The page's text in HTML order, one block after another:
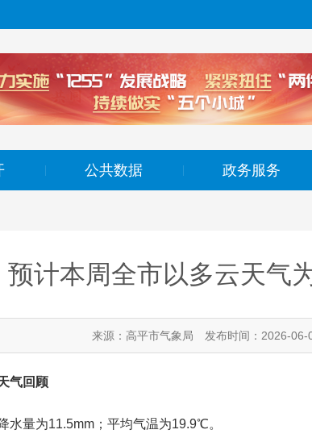
公共数据 政务服务
预计本周全市以多云天气
来源：高平市气象局 发布时间：2026-06-
气回顾
量为11.5mm；平均气温为19.9℃。